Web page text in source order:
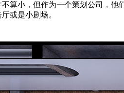
算小，但作为一个策划公司，
或是小剧场。